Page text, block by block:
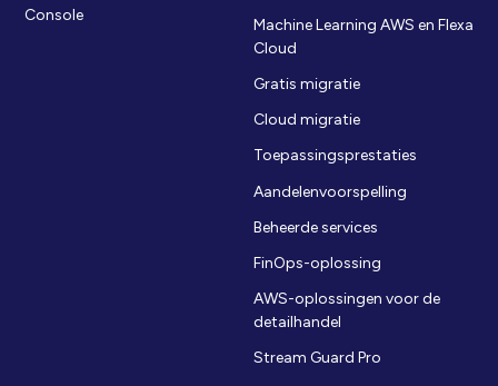
Console
Machine Learning AWS en Flexa
Cloud
Gratis migratie
Cloud migratie
Toepassingsprestaties
Aandelenvoorspelling
Beheerde services
FinOps-oplossing
AWS-oplossingen voor de
detailhandel
Stream Guard Pro